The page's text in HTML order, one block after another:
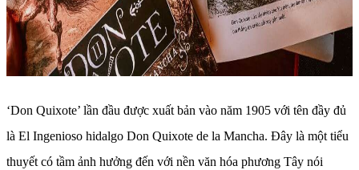
‘Don Quixote’ lần đầu được xuất bản vào năm 1905 với tên đầy đủ
là El Ingenioso hidalgo Don Quixote de la Mancha. Đây là một tiểu
thuyết có tầm ảnh hưởng đến với nền văn hóa phương Tây nói